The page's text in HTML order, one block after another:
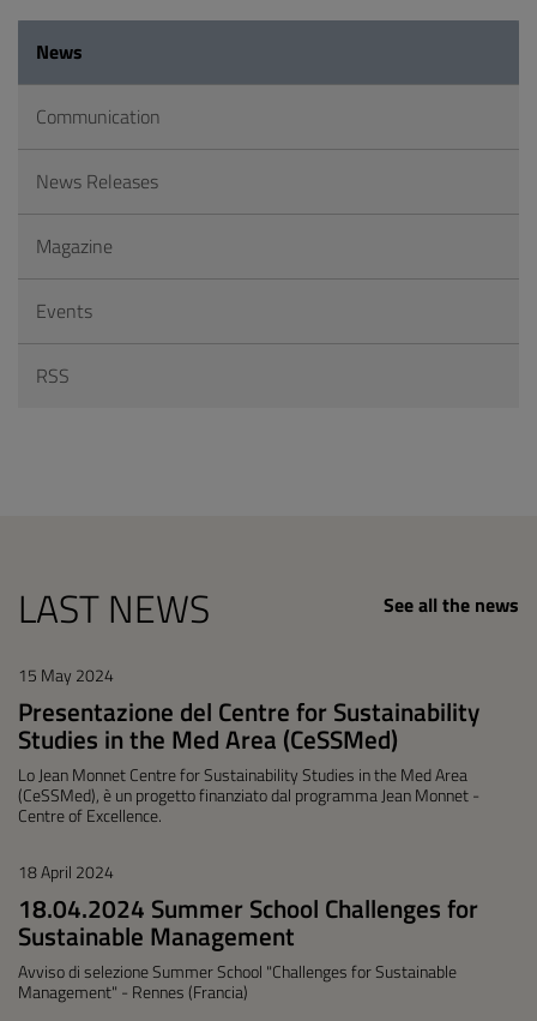
News
Communication
News Releases
Magazine
Events
RSS
LAST NEWS See all the news
15 May 2024
Presentazione del Centre for Sustainability
Studies in the Med Area (CeSSMed)
Lo Jean Monnet Centre for Sustainability Studies in the Med Area
(CeSSMed), è un progetto finanziato dal programma Jean Monnet -
Centre of Excellence.
18 April 2024
18.04.2024 Summer School Challenges for
Sustainable Management
Avviso di selezione Summer School "Challenges for Sustainable
Management" - Rennes (Francia)